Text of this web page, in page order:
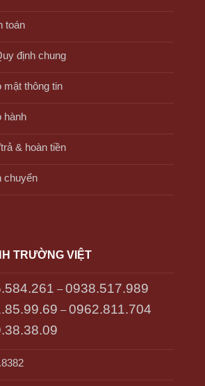
toán
định chung
mật thông tin
hành
& hoàn tiền
chuyển
TRƯỜNG VIỆT
–0938.517.989
–0962.811.704